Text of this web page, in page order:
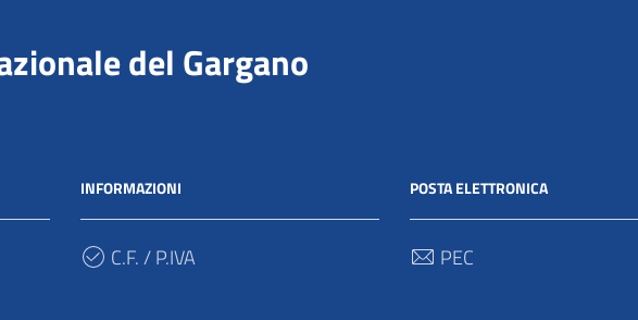
del Gargano
INFORMAZIONI
C.F. / P.IVA
POSTA ELETTRONICA
PEC